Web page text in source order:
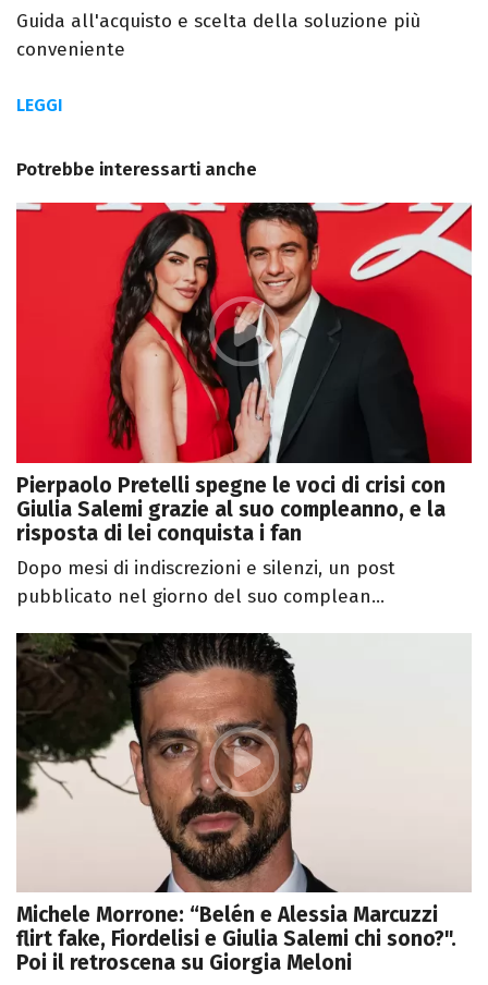
Guida all'acquisto e scelta della soluzione più
conveniente
LEGGI
Potrebbe interessarti anche
Pierpaolo Pretelli spegne le voci di crisi con
Giulia Salemi grazie al suo compleanno, e la
risposta di lei conquista i fan
Dopo mesi di indiscrezioni e silenzi, un post
pubblicato nel giorno del suo complean...
Michele Morrone: “Belén e Alessia Marcuzzi
flirt fake, Fiordelisi e Giulia Salemi chi sono?".
Poi il retroscena su Giorgia Meloni